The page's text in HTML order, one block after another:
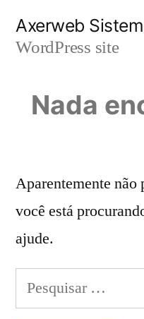
para
conteúdo
Axerweb
WordPress site
Nada
Aparentemente não
você está
ajude.
Pesquisar
por: